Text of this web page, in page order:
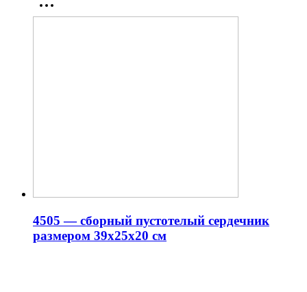
4505 — сборный пустотелый сердечник
размером 39x25x20 см